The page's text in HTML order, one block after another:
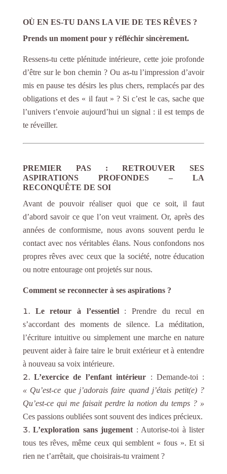
OÙ EN ES-TU DANS LA VIE DE TES RÊVES ?
Prends un moment pour y réfléchir sincèrement.
Ressens-tu cette plénitude intérieure, cette joie profonde
d’être sur le bon chemin ? Ou as-tu l’impression d’avoir
mis en pause tes désirs les plus chers, remplacés par des
obligations et des « il faut » ? Si c’est le cas, sache que
l’univers t’envoie aujourd’hui un signal : il est temps de
te réveiller.
PREMIER PAS :RETROUVERSES
ASPIRATIONS PROFONDES – LA
RECONQUÊTE DE SOI
Avant de pouvoir réaliser quoi que ce soit, il faut
d’abord savoir ce que l’on veut vraiment. Or, après des
années de conformisme, nous avons souvent perdu le
contact avec nos véritables élans. Nous confondons nos
propres rêves avec ceux que la société, notre éducation
ou notre entourage ont projetés sur nous.
Comment se reconnecter à ses aspirations ?
Le retour à l’essentiel: Prendre du recul en
s’accordant des moments de silence. La méditation,
l’écriture intuitive ou simplement une marche en nature
peuvent aider à faire taire le bruit extérieur et à entendre
à nouveau sa voix intérieure.
L’exercice de l’enfant intérieur : Demande-toi :
« Qu’est-ce que j’adorais faire quand j’étais petit(e) ?
Qu’est-ce qui me faisait perdre la notion du temps ? »
Ces passions oubliées sont souvent des indices précieux.
L’exploration sans jugement : Autorise-toi à lister
tous tes rêves, même ceux qui semblent « fous ». Et si
rien ne t’arrêtait, que choisirais-tu vraiment ?